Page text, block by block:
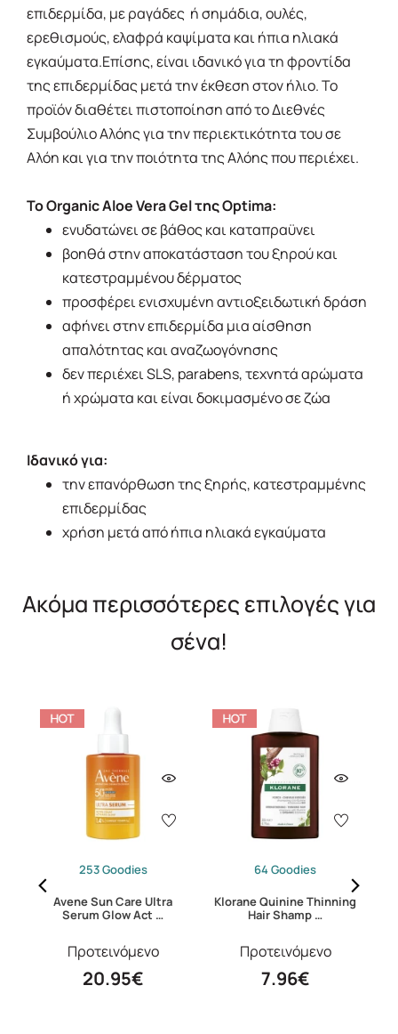
επιδερμίδα, με ραγάδες ή σημάδια, ουλές,
ερεθισμούς, ελαφρά καψίματα και ήπια ηλιακά
εγκαύματα.Επίσης, είναι ιδανικό για τη φροντίδα
της επιδερμίδας μετά την έκθεση στον ήλιο. Το
προϊόν διαθέτει πιστοποίηση από το Διεθνές
Συμβούλιο Αλόης για την περιεκτικότητα του σε
Αλόη και για την ποιότητα της Αλόης που περιέχει.
Το Organic Aloe Vera Gel της Optima:
ενυδατώνει σε βάθος και καταπραϋνει
βοηθά στην αποκατάσταση του ξηρού και
κατεστραμμένου δέρματος
προσφέρει ενισχυμένη αντιοξειδωτική δράση
αφήνει στην επιδερμίδα μια αίσθηση
απαλότητας και αναζωογόνησης
δεν περιέχει SLS, parabens, τεχνητά αρώματα
ή χρώματα και είναι δοκιμασμένο σε ζώα
Ιδανικό για:
την επανόρθωση της ξηρής, κατεστραμμένης
επιδερμίδας
χρήση μετά από ήπια ηλιακά εγκαύματα
Ακόμα περισσότερες επιλογές για
σένα!
253 Goodies
Avene Sun Care Ultra
Serum Glow Act …
Προτεινόμενο
20.95€
64 Goodies
Klorane Quinine Thinning
Hair Shamp …
Προτεινόμενο
7.96€